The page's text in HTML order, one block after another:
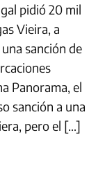
pidió 20 mil
Vieira, a
sanción de
Panorama, el
sanción a una
pero el […]